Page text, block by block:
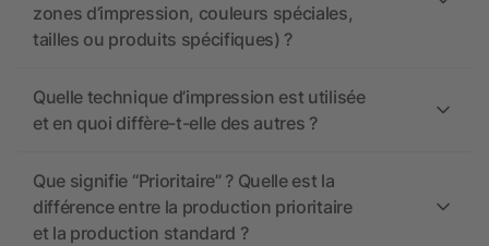
zones d’impression, couleurs spéciales,
tailles ou produits spécifiques) ?
Quelle technique d’impression est utilisée
et en quoi diffère-t-elle des autres ?
Que signifie “Prioritaire” ? Quelle est la
différence entre la production prioritaire
et la production standard ?